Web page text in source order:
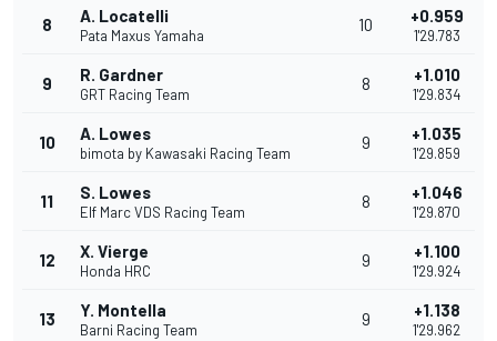
8 A. Locatelli
Pata Maxus Yamaha
10 +0.959
1'29.783
9 R. Gardner
GRT Racing Team
8 +1.010
1'29.834
10 A. Lowes
bimota by Kawasaki Racing Team
9 +1.035
1'29.859
11 S. Lowes
Elf Marc VDS Racing Team
8 +1.046
1'29.870
12 X. Vierge
Honda HRC
9 +1.100
1'29.924
13 Y. Montella
Barni Racing Team
9 +1.138
1'29.962